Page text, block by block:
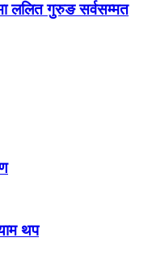
ललित गुरुङ सर्वसम्मत
थप